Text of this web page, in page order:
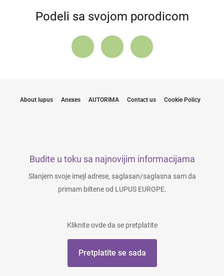
Podeli sa svojom porodicom
About lupus Anexes AUTORIMA Contact us Cookie Policy
Budite u toku sa najnovijim informacijama
Slanjem svoje imejl adrese, saglasan/saglasna sam da
primam biltene od LUPUS EUROPE.
Kliknite ovde da se pretplatite
Pretplatite se sada